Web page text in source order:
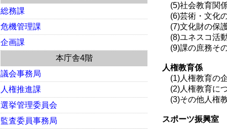
(5)社会教育関
(6)芸術・文化
(7)文化財の保
(8)ユネスコ活
(9)課の庶務そ
人権教育係
(1)人権教育の
(2)人権教育に
(3)その他人権
スポーツ振興室
総務課
危機管理課
企画課
本庁舎4階
議会事務局
人権推進課
選挙管理委員会
監査委員事務局